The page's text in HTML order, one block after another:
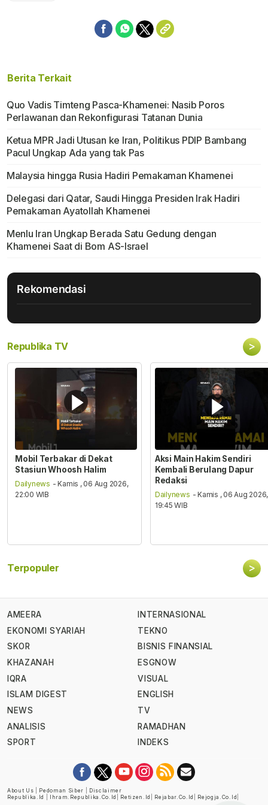
Berita Terkait
Quo Vadis Timteng Pasca-Khamenei: Nasib Poros
Perlawanan dan Rekonfigurasi Tatanan Dunia
Ketua MPR Jadi Utusan ke Iran, Politikus PDIP Bambang
Pacul Ungkap Ada yang tak Pas
Malaysia hingga Rusia Hadiri Pemakaman Khamenei
Delegasi dari Qatar, Saudi Hingga Presiden Irak Hadiri
Pemakaman Ayatollah Khamenei
Menlu Iran Ungkap Berada Satu Gedung dengan
Khamenei Saat di Bom AS-Israel
Rekomendasi
Republika TV >
Mobil Terbakar di Dekat
Stasiun Whoosh Halim
Dailynews - Kamis , 06 Aug 2026,
22:00 WIB
Aksi Main Hakim Sendiri
Kembali Berulang Dapur
Redaksi
Dailynews - Kamis , 06 Aug 2026,
19:45 WIB
Terpopuler >
AMEERA
EKONOMI SYARIAH
SKOR
KHAZANAH
IQRA
ISLAM DIGEST
NEWS
ANALISIS
SPORT
INTERNASIONAL
TEKNO
BISNIS FINANSIAL
ESGNOW
VISUAL
ENGLISH
TV
RAMADHAN
INDEKS
About Us Pedoman Siber
Disclaimer
Republika.id
Ihram.republika.co.id Retizen.id Rejabar.co.id Rejogja.co.id